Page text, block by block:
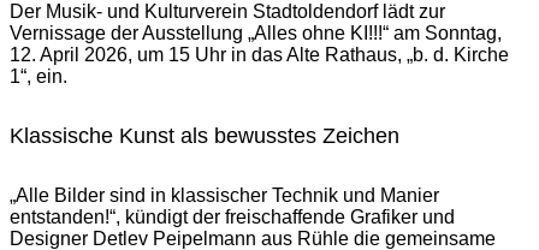
Der Musik- und Kulturverein Stadtoldendorf lädt zur
Vernissage der Ausstellung „Alles ohne KI!!!“ am Sonntag,
12. April 2026, um 15 Uhr in das Alte Rathaus, „b. d. Kirche
1“, ein.
Klassische Kunst als bewusstes Zeichen
„Alle Bilder sind in klassischer Technik und Manier
entstanden!“, kündigt der freischaffende Grafiker und
Designer Detlev Peipelmann aus Rühle die gemeinsame